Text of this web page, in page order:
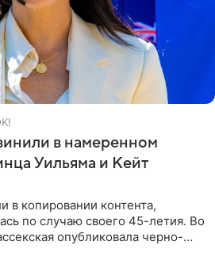
в намеренном
Уильяма и Кейт
в копировании контента,
по случаю своего 45-летия. Во
опубликовала черно-